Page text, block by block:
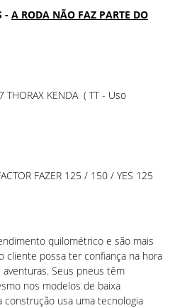
- A RODA NÃO FAZ PARTE DO
KENDA ( TT - Uso
FAZER 125 / 150 / YES 125
quilométrico e são mais
cliente possa ter confiança na hora
Seus pneus têm
nos modelos de baixa
construção usa uma tecnologia